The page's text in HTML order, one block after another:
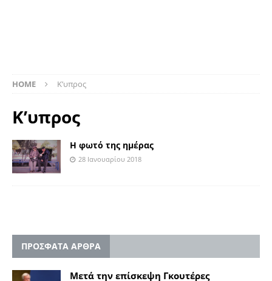
HOME K’υπρος
K’υπρος
Η φωτό της ημέρας
28 Ιανουαρίου 2018
ΠΡΟΣΦΑΤΑ ΑΡΘΡΑ
Μετά την επίσκεψη Γκουτέρες